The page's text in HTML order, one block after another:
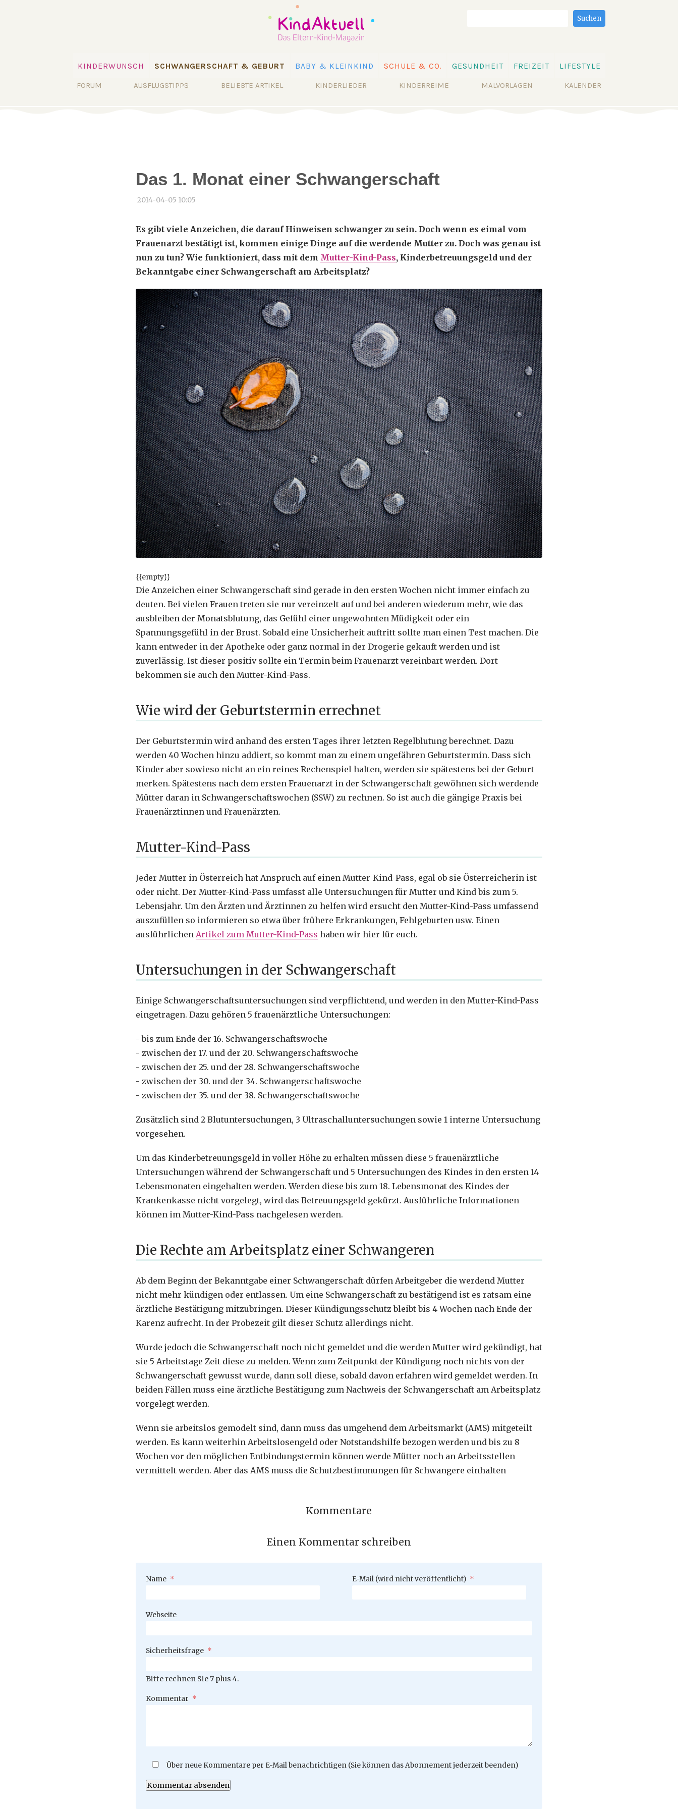
überspringen
KINDERWUNSCH SCHWANGERSCHAFT & GEBURT BABY & KLEINKIND SCHULE & CO. GESUNDHEIT FREIZEIT LIFESTYLE
Navigation
FORUM AUSFLUGSTIPPS BELIEBTE ARTIKEL KINDERLIEDER KINDERREIME MALVORLAGEN KALENDER
Suchen
Das 1. Monat einer Schwangerschaft
2014-04-05 10:05
Es gibt viele Anzeichen, die darauf Hinweisen schwanger zu sein. Doch wenn es eimal vom
Frauenarzt bestätigt ist, kommen einige Dinge auf die werdende Mutter zu. Doch was genau ist
nun zu tun? Wie funktioniert, dass mit dem Mutter-Kind-Pass, Kinderbetreuungsgeld und der
Bekanntgabe einer Schwangerschaft am Arbeitsplatz?
{{empty}}
Die Anzeichen einer Schwangerschaft sind gerade in den ersten Wochen nicht immer einfach zu
deuten. Bei vielen Frauen treten sie nur vereinzelt auf und bei anderen wiederum mehr, wie das
ausbleiben der Monatsblutung, das Gefühl einer ungewohnten Müdigkeit oder ein
Spannungsgefühl in der Brust. Sobald eine Unsicherheit auftritt sollte man einen Test machen. Die
kann entweder in der Apotheke oder ganz normal in der Drogerie gekauft werden und ist
zuverlässig. Ist dieser positiv sollte ein Termin beim Frauenarzt vereinbart werden. Dort
bekommen sie auch den Mutter-Kind-Pass.
Wie wird der Geburtstermin errechnet
Der Geburtstermin wird anhand des ersten Tages ihrer letzten Regelblutung berechnet. Dazu
werden 40 Wochen hinzu addiert, so kommt man zu einem ungefähren Geburtstermin. Dass sich
Kinder aber sowieso nicht an ein reines Rechenspiel halten, werden sie spätestens bei der Geburt
merken. Spätestens nach dem ersten Frauenarzt in der Schwangerschaft gewöhnen sich werdende
Mütter daran in Schwangerschaftswochen (SSW) zu rechnen. So ist auch die gängige Praxis bei
Frauenärztinnen und Frauenärzten.
Mutter-Kind-Pass
Jeder Mutter in Österreich hat Anspruch auf einen Mutter-Kind-Pass, egal ob sie Österreicherin ist
oder nicht. Der Mutter-Kind-Pass umfasst alle Untersuchungen für Mutter und Kind bis zum 5.
Lebensjahr. Um den Ärzten und Ärztinnen zu helfen wird ersucht den Mutter-Kind-Pass umfassend
auszufüllen so informieren so etwa über frühere Erkrankungen, Fehlgeburten usw. Einen
ausführlichen Artikel zum Mutter-Kind-Pass haben wir hier für euch.
Untersuchungen in der Schwangerschaft
Einige Schwangerschaftsuntersuchungen sind verpflichtend, und werden in den Mutter-Kind-Pass
eingetragen. Dazu gehören 5 frauenärztliche Untersuchungen:
- bis zum Ende der 16. Schwangerschaftswoche
- zwischen der 17. und der 20. Schwangerschaftswoche
- zwischen der 25. und der 28. Schwangerschaftswoche
- zwischen der 30. und der 34. Schwangerschaftswoche
- zwischen der 35. und der 38. Schwangerschaftswoche
Zusätzlich sind 2 Blutuntersuchungen, 3 Ultraschalluntersuchungen sowie 1 interne Untersuchung
vorgesehen.
Um das Kinderbetreuungsgeld in voller Höhe zu erhalten müssen diese 5 frauenärztliche
Untersuchungen während der Schwangerschaft und 5 Untersuchungen des Kindes in den ersten 14
Lebensmonaten eingehalten werden. Werden diese bis zum 18. Lebensmonat des Kindes der
Krankenkasse nicht vorgelegt, wird das Betreuungsgeld gekürzt. Ausführliche Informationen
können im Mutter-Kind-Pass nachgelesen werden.
Die Rechte am Arbeitsplatz einer Schwangeren
Ab dem Beginn der Bekanntgabe einer Schwangerschaft dürfen Arbeitgeber die werdend Mutter
nicht mehr kündigen oder entlassen. Um eine Schwangerschaft zu bestätigend ist es ratsam eine
ärztliche Bestätigung mitzubringen. Dieser Kündigungsschutz bleibt bis 4 Wochen nach Ende der
Karenz aufrecht. In der Probezeit gilt dieser Schutz allerdings nicht.
Wurde jedoch die Schwangerschaft noch nicht gemeldet und die werden Mutter wird gekündigt, hat
sie 5 Arbeitstage Zeit diese zu melden. Wenn zum Zeitpunkt der Kündigung noch nichts von der
Schwangerschaft gewusst wurde, dann soll diese, sobald davon erfahren wird gemeldet werden. In
beiden Fällen muss eine ärztliche Bestätigung zum Nachweis der Schwangerschaft am Arbeitsplatz
vorgelegt werden.
Wenn sie arbeitslos gemodelt sind, dann muss das umgehend dem Arbeitsmarkt (AMS) mitgeteilt
werden. Es kann weiterhin Arbeitslosengeld oder Notstandshilfe bezogen werden und bis zu 8
Wochen vor den möglichen Entbindungstermin können werde Mütter noch an Arbeitsstellen
vermittelt werden. Aber das AMS muss die Schutzbestimmungen für Schwangere einhalten
Kommentare
Einen Kommentar schreiben
Pflichtfeld
Name * Pflichtfeld
E-Mail (wird nicht veröffentlicht) *
Webseite
Pflichtfeld
Sicherheitsfrage *
Bitte rechnen Sie 7 plus 4.
Pflichtfeld
Kommentar *
Über neue Kommentare per E-Mail benachrichtigen (Sie können das Abonnement jederzeit beenden)
Kommentar absenden